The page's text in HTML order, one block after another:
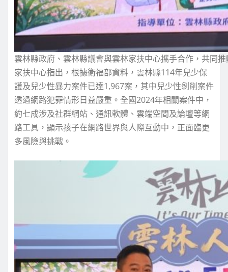
雲林縣政府、雲林縣議會與雲林家扶中心攜手合作，共同
家扶中心指出，根據衛福部資料，雲林縣114年兒少保
護及兒少性暴力案件已達1,967案，其中兒少性剝削案件
透過網路犯罪情形日益嚴重。全國2024年相關案件中，
約七成涉及社群網站、通訊軟體、雲端空間及論壇等網
路工具，顯示孩子在網路世界與人際互動中，正面臨更
多風險與挑戰。